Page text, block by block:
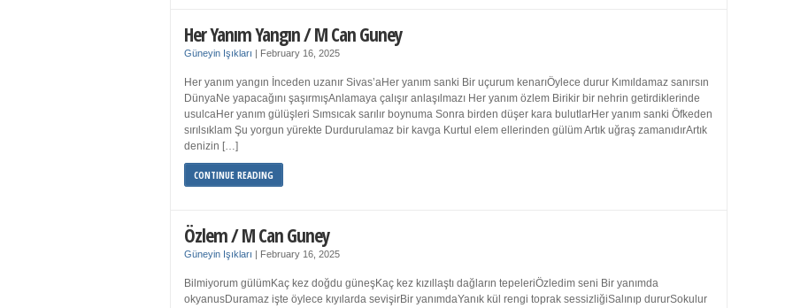
Her Yanım Yangın / M Can Guney
Güneyin Işıkları February 16, 2025
Her yanım yangın İnceden uzanır Sivas’aHer yanım sanki Bir uçurum kenarıÖylece durur Kımıldamaz sanırsın
DünyaNe yapacağını şaşırmışAnlamaya çalışır anlaşılmazı Her yanım özlem Birikir bir nehrin getirdiklerinde
usulcaHer yanım gülüşleri Sımsıcak sarılır boynuma Sonra birden düşer kara bulutlarHer yanım sanki Öfkeden
sırılsıklam Şu yorgun yürekte Durdurulamaz bir kavga Kurtul elem ellerinden gülüm Artık uğraş zamanıdırArtık
denizin […]
CONTINUE READING
Özlem / M Can Guney
Güneyin Işıkları February 16, 2025
Bilmiyorum gülümKaç kez doğdu güneşKaç kez kızıllaştı dağların tepeleriÖzledim seni Bir yanımda
okyanusDuramaz işte öylece kıyılarda sevişirBir yanımdaYanık kül rengi toprak sessizliğiSalınıp dururSokulur